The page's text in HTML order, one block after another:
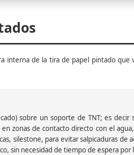
interna de la tira de papel pintado
sobre un soporte de TNT; es
zonas de contacto directo con el
silestone, para evitar salpicaduras de
sin necesidad de tiempo de espera por